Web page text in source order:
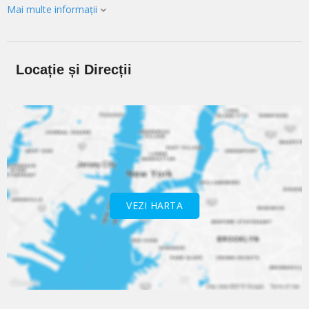
Mai multe informații
Locație și Direcții
VEZI HARTA